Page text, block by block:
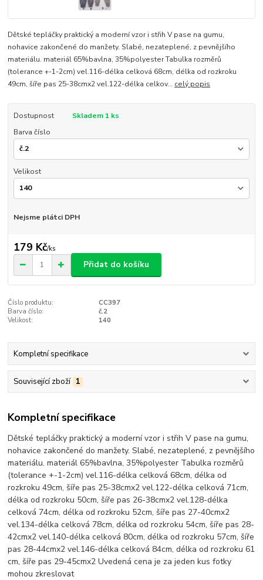
Dětské tepláčky praktický a moderní vzor i střih V pase na gumu,
nohavice zakončené do manžety. Slabé, nezateplené, z pevnějšího
materiálu. materiál 65%bavlna, 35%polyester Tabulka rozměrů
(tolerance +-1-2cm) vel.116-délka celková 68cm, délka od rozkroku
49cm, šíře pas 25-38cmx2 vel.122-délka celkov... celý popis
Dostupnost
Skladem 1 ks
Barva číslo
Velikost
Nejsme plátci DPH
179 Kč/ks
Přidat do košíku
Číslo produktu:
CC397
Barva číslo:
č.2
Velikost:
140
Kompletní specifikace
Související zboží 1
Kompletní specifikace
Dětské tepláčky praktický a moderní vzor i střih V pase na gumu,
nohavice zakončené do manžety. Slabé, nezateplené, z pevnějšího
materiálu. materiál 65%bavlna, 35%polyester Tabulka rozměrů
(tolerance +-1-2cm) vel.116-délka celková 68cm, délka od
rozkroku 49cm, šíře pas 25-38cmx2 vel.122-délka celková 71cm,
délka od rozkroku 50cm, šíře pas 26-38cmx2 vel.128-délka
celková 74cm, délka od rozkroku 52cm, šíře pas 27-40cmx2
vel.134-délka celková 78cm, délka od rozkroku 54cm, šíře pas 28-
42cmx2 vel.140-délka celková 80cm, délka od rozkroku 57cm, šíře
pas 28-44cmx2 vel.146-délka celková 84cm, délka od rozkroku 61
cm, šíře pas 29-45cmx2 Uvedená cena je za jeden kus fotky
mohou zkreslovat